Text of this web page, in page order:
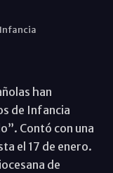
Infancia
han
de Infancia
Contó con una
el 17 de enero.
de